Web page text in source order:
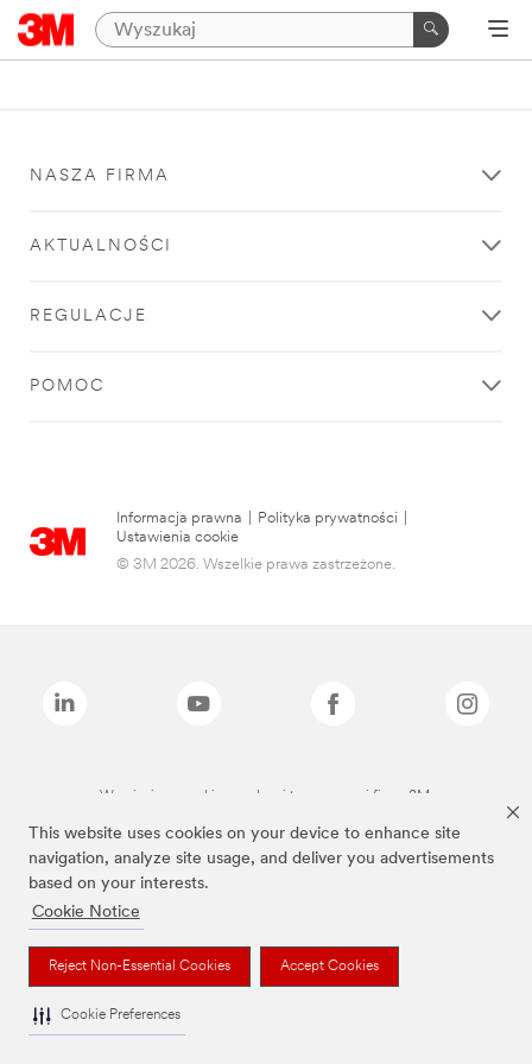
This website uses cookies on your device to enhance site
navigation, analyze site usage, and deliver you advertisements
based on your interests.
Cookie Notice
Reject Non-Essential Cookies Accept Cookies
Cookie Preferences
NASZA FIRMA
AKTUALNOŚCI
REGULACJE
POMOC
Informacja prawna Polityka prywatności
Ustawienia cookie
© 3M 2026. Wszelkie prawa zastrzeżone.
Wymienione marki są znakami towarowymi firmy 3M.